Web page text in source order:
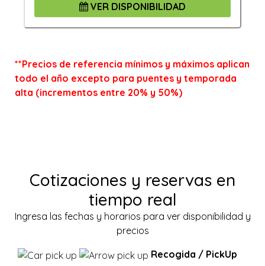
VER DISPONIBILIDAD
**Precios de referencia mínimos y máximos aplican
todo el año excepto para puentes y temporada
alta (incrementos entre 20% y 50%)
Cotizaciones y reservas en
tiempo real
Ingresa las fechas y horarios para ver disponibilidad y
precios
Recogida / PickUp